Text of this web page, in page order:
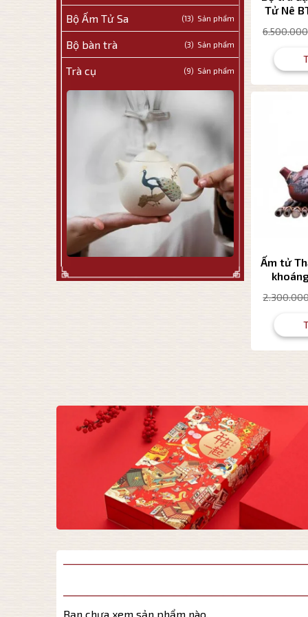
Bộ Ấm Tử Sa (13)
Bộ bàn trà (3)
Trà cụ (9)
Tử Nê
Thạch
6.500.000
Ấm tử
TB027
Bạn chưa xem sản phẩm nào.